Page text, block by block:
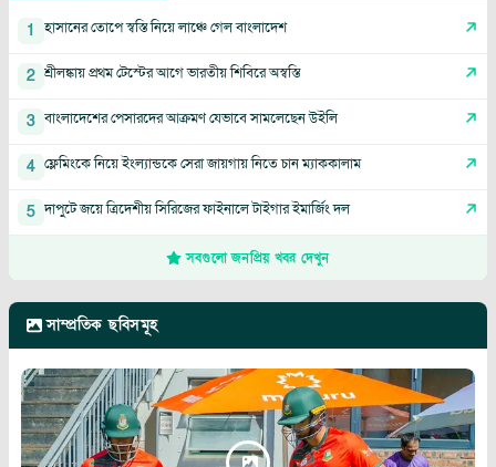
1 হাসানের তোপে স্বস্তি নিয়ে লাঞ্চে গেল বাংলাদেশ
2 শ্রীলঙ্কায় প্রথম টেস্টের আগে ভারতীয় শিবিরে অস্বস্তি
3 বাংলাদেশের পেসারদের আক্রমণ যেভাবে সামলেছেন উইলি
4 ফ্লেমিংকে নিয়ে ইংল্যান্ডকে সেরা জায়গায় নিতে চান ম্যাককালাম
5 দাপুটে জয়ে ত্রিদেশীয় সিরিজের ফাইনালে টাইগার ইমার্জিং দল
সবগুলো জনপ্রিয় খবর দেখুন
সাম্প্রতিক ছবিসমূহ